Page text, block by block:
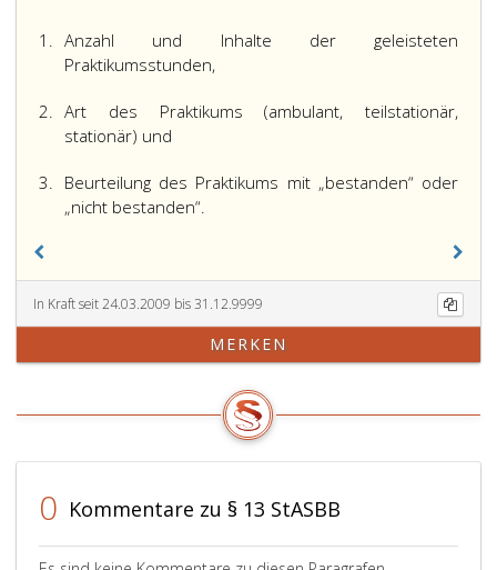
1. Anzahl und Inhalte der geleisteten
Praktikumsstunden,
2. Art des Praktikums (ambulant, teilstationär,
stationär) und
3. Beurteilung des Praktikums mit „bestanden“ oder
„nicht bestanden“.
In Kraft seit 24.03.2009 bis 31.12.9999
MERKEN
0 Kommentare zu § 13 StASBB